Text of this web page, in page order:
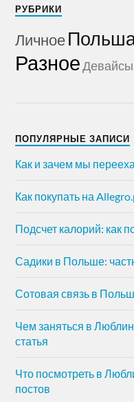
РУБРИКИ
Личное
РазноеДевайсы
ПОПУЛЯРНЫЕ ЗАПИСИ
Как и зачем мы
Как покупать на
Подсчет калорий: как
Садики в Польше:
Сотовая связь в
Чем заняться в
статья
Что посмотреть в
постов